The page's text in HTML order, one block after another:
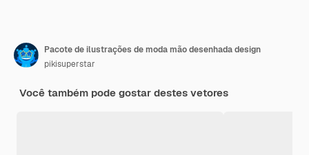
Pacote de ilustrações de moda mão desenhada design
pikisuperstar
Você também pode gostar destes vetores